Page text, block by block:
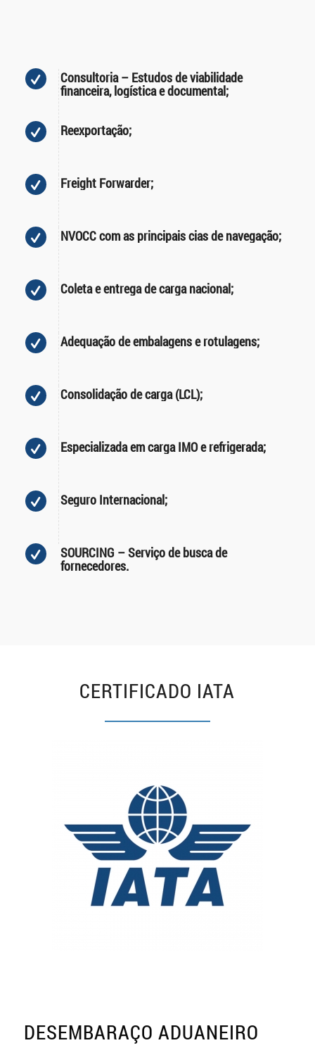
Consultoria – Estudos de viabilidade
financeira, logística e documental;
Reexportação;
Freight Forwarder;
NVOCC com as principais cias de navegação;
Coleta e entrega de carga nacional;
Adequação de embalagens e rotulagens;
Consolidação de carga (LCL);
Especializada em carga IMO e refrigerada;
Seguro Internacional;
SOURCING – Serviço de busca de
fornecedores.
CERTIFICADO IATA
DESEMBARAÇO ADUANEIRO